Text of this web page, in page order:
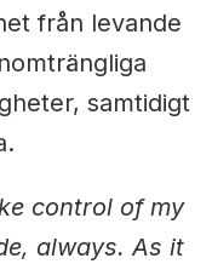
från levande
samtidigt
control of my
always. As it